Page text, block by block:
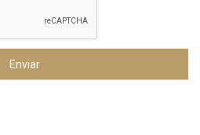
Enviar